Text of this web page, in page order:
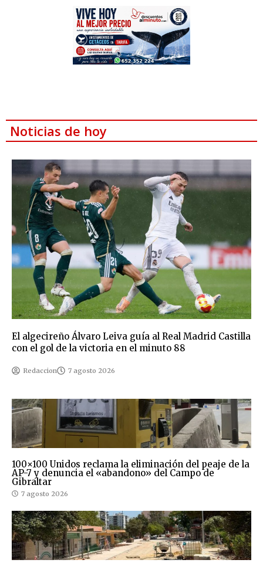
Noticias de hoy
El algecireño Álvaro Leiva guía al Real Madrid Castilla
con el gol de la victoria en el minuto 88
Redaccion 7 agosto 2026
100×100 Unidos reclama la eliminación del peaje de la
AP-7 y denuncia el «abandono» del Campo de
Gibraltar
7 agosto 2026